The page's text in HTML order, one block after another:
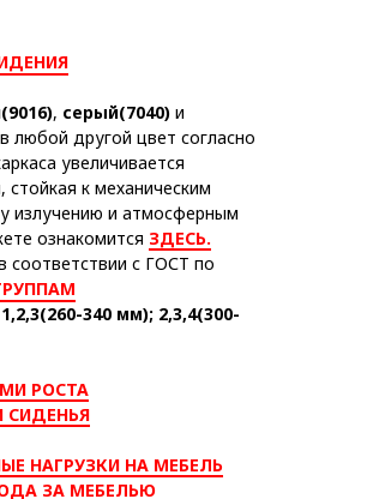
, серый(7040) и
любой другой цвет согласно
увеличивается
к механическим
излучению и атмосферным
ознакомится ЗДЕСЬ.
соответствии с ГОСТ по
1,2,3(260-340 мм); 2,3,4(300-
РОСТА
СИДЕНЬЯ
НАГРУЗКИ НА МЕБЕЛЬ
ЗА МЕБЕЛЬЮ